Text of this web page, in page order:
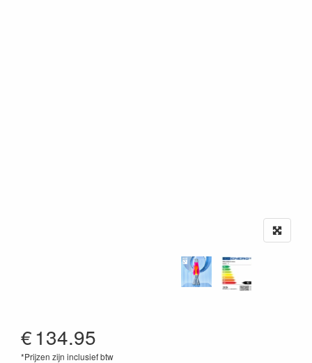
€134.95
*Prijzen zijn inclusief btw